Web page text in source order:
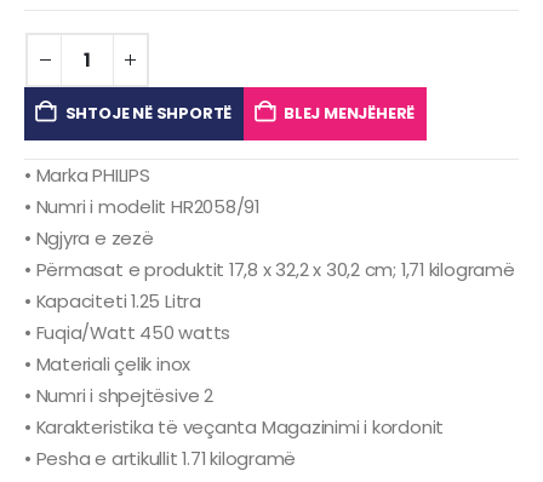
SHTOJE NË SHPORTË BLEJ MENJËHERË
• Marka PHILIPS
• Numri i modelit ‎HR2058/91
• Ngjyra e zezë
• Përmasat e produktit ‎17,8 x 32,2 x 30,2 cm; 1,71 kilogramë
• Kapaciteti ‎1.25 Litra
• Fuqia/Watt ‎450 watts
• Materiali çelik inox
• Numri i shpejtësive 2
• Karakteristika të veçanta Magazinimi i kordonit
• Pesha e artikullit ‎1.71 kilogramë